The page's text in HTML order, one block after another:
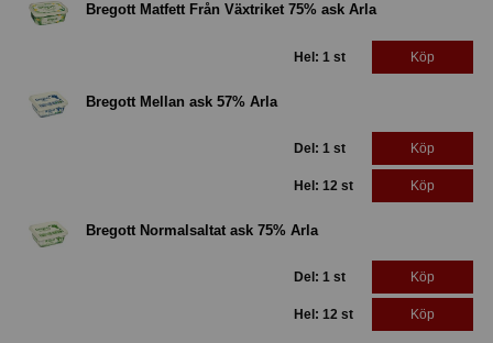
Bregott Matfett Från Växtriket 75% ask Arla
Hel: 1 st Köp
Bregott Mellan ask 57% Arla
Del: 1 st Köp
Hel: 12 st Köp
Bregott Normalsaltat ask 75% Arla
Del: 1 st Köp
Hel: 12 st Köp